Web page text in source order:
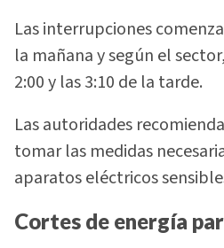
Las interrupciones
la mañana y según el
2:00 y las 3:10 de la tarde.
Las autoridades
tomar las medidas
aparatos eléctricos
Cortes de energía